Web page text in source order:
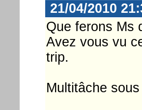
21/04/2010
Que ferons Ms
Avez vous vu
trip.
Multitâche